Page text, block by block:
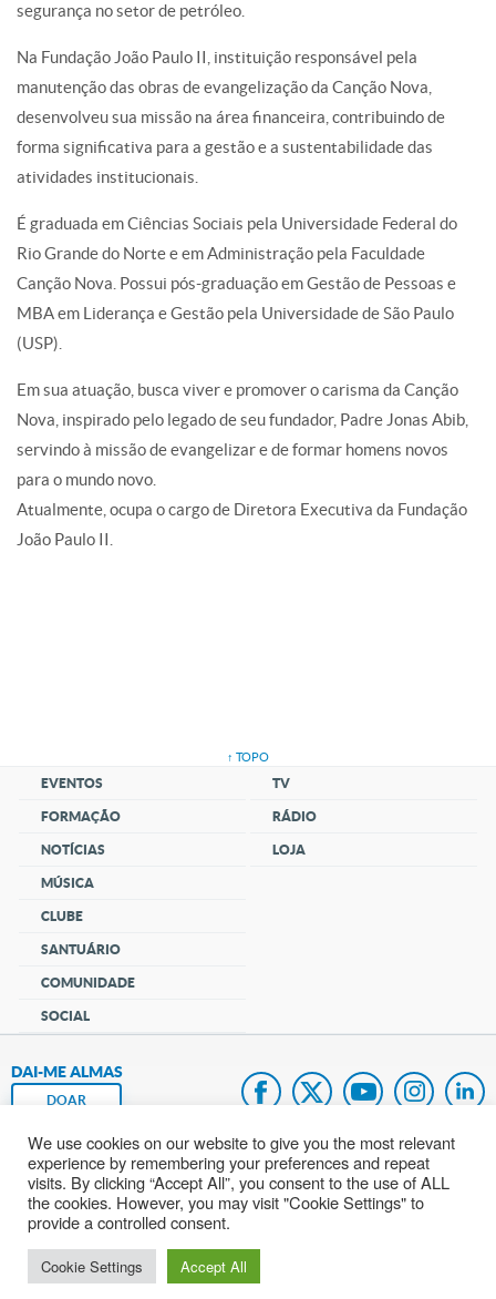
segurança no setor de petróleo.
Na Fundação João Paulo II, instituição responsável pela
manutenção das obras de evangelização da Canção Nova,
desenvolveu sua missão na área financeira, contribuindo de
forma significativa para a gestão e a sustentabilidade das
atividades institucionais.
É graduada em Ciências Sociais pela Universidade Federal do
Rio Grande do Norte e em Administração pela Faculdade
Canção Nova. Possui pós-graduação em Gestão de Pessoas e
MBA em Liderança e Gestão pela Universidade de São Paulo
(USP).
Em sua atuação, busca viver e promover o carisma da Canção
Nova, inspirado pelo legado de seu fundador, Padre Jonas Abib,
servindo à missão de evangelizar e de formar homens novos
para o mundo novo.
Atualmente, ocupa o cargo de Diretora Executiva da Fundação
João Paulo II.
↑ TOPO
EVENTOS
FORMAÇÃO
NOTÍCIAS
MÚSICA
CLUBE
SANTUÁRIO
COMUNIDADE
SOCIAL
TV
RÁDIO
LOJA
DAI-ME ALMAS
DOAR
Fundação João Paulo II
Mapa do site
cancaonova.com© 2002 – 2026Todos os direitos reservados.
We use cookies on our website to give you the most relevant
experience by remembering your preferences and repeat
visits. By clicking “Accept All”, you consent to the use of ALL
the cookies. However, you may visit "Cookie Settings" to
provide a controlled consent.
Cookie Settings Accept All